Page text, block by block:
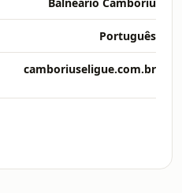
Português
camboriuseligue.com.br